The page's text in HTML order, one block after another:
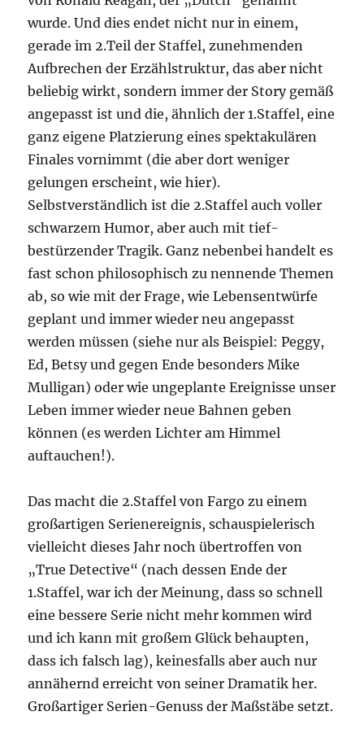
wurde. Und dies endet nicht nur in einem,
gerade im 2.Teil der Staffel, zunehmenden
Aufbrechen der Erzählstruktur, das aber nicht
beliebig wirkt, sondern immer der Story gemäß
angepasst ist und die, ähnlich der 1.Staffel, eine
ganz eigene Platzierung eines spektakulären
Finales vornimmt (die aber dort weniger
gelungen erscheint, wie hier).
Selbstverständlich ist die 2.Staffel auch voller
schwarzem Humor, aber auch mit tief-
bestürzender Tragik. Ganz nebenbei handelt es
fast schon philosophisch zu nennende Themen
ab, so wie mit der Frage, wie Lebensentwürfe
geplant und immer wieder neu angepasst
werden müssen (siehe nur als Beispiel: Peggy,
Ed, Betsy und gegen Ende besonders Mike
Mulligan) oder wie ungeplante Ereignisse unser
Leben immer wieder neue Bahnen geben
können (es werden Lichter am Himmel
auftauchen!).
Das macht die 2.Staffel von Fargo zu einem
großartigen Serienereignis, schauspielerisch
vielleicht dieses Jahr noch übertroffen von
„True Detective“ (nach dessen Ende der
1.Staffel, war ich der Meinung, dass so schnell
eine bessere Serie nicht mehr kommen wird
und ich kann mit großem Glück behaupten,
dass ich falsch lag), keinesfalls aber auch nur
annähernd erreicht von seiner Dramatik her.
Großartiger Serien-Genuss der Maßstäbe setzt.